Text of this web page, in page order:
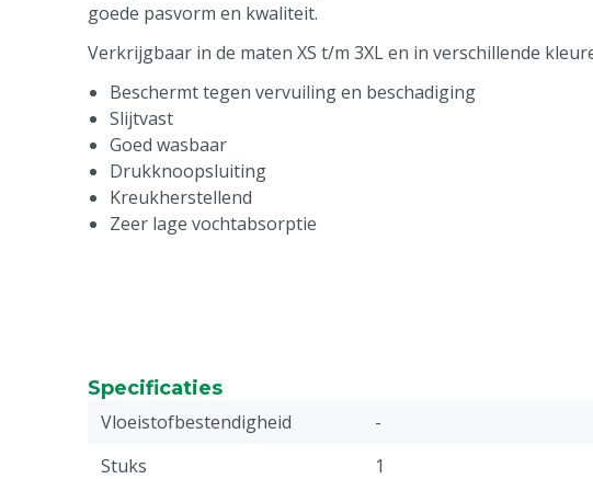
goede pasvorm en kwaliteit.
Verkrijgbaar in de maten XS t/m 3XL en in verschillende
Beschermt tegen vervuiling en beschadiging
Slijtvast
Goed wasbaar
Drukknoopsluiting
Kreukherstellend
Zeer lage vochtabsorptie
Specificaties
Vloeistofbestendigheid
-
Stuks
1